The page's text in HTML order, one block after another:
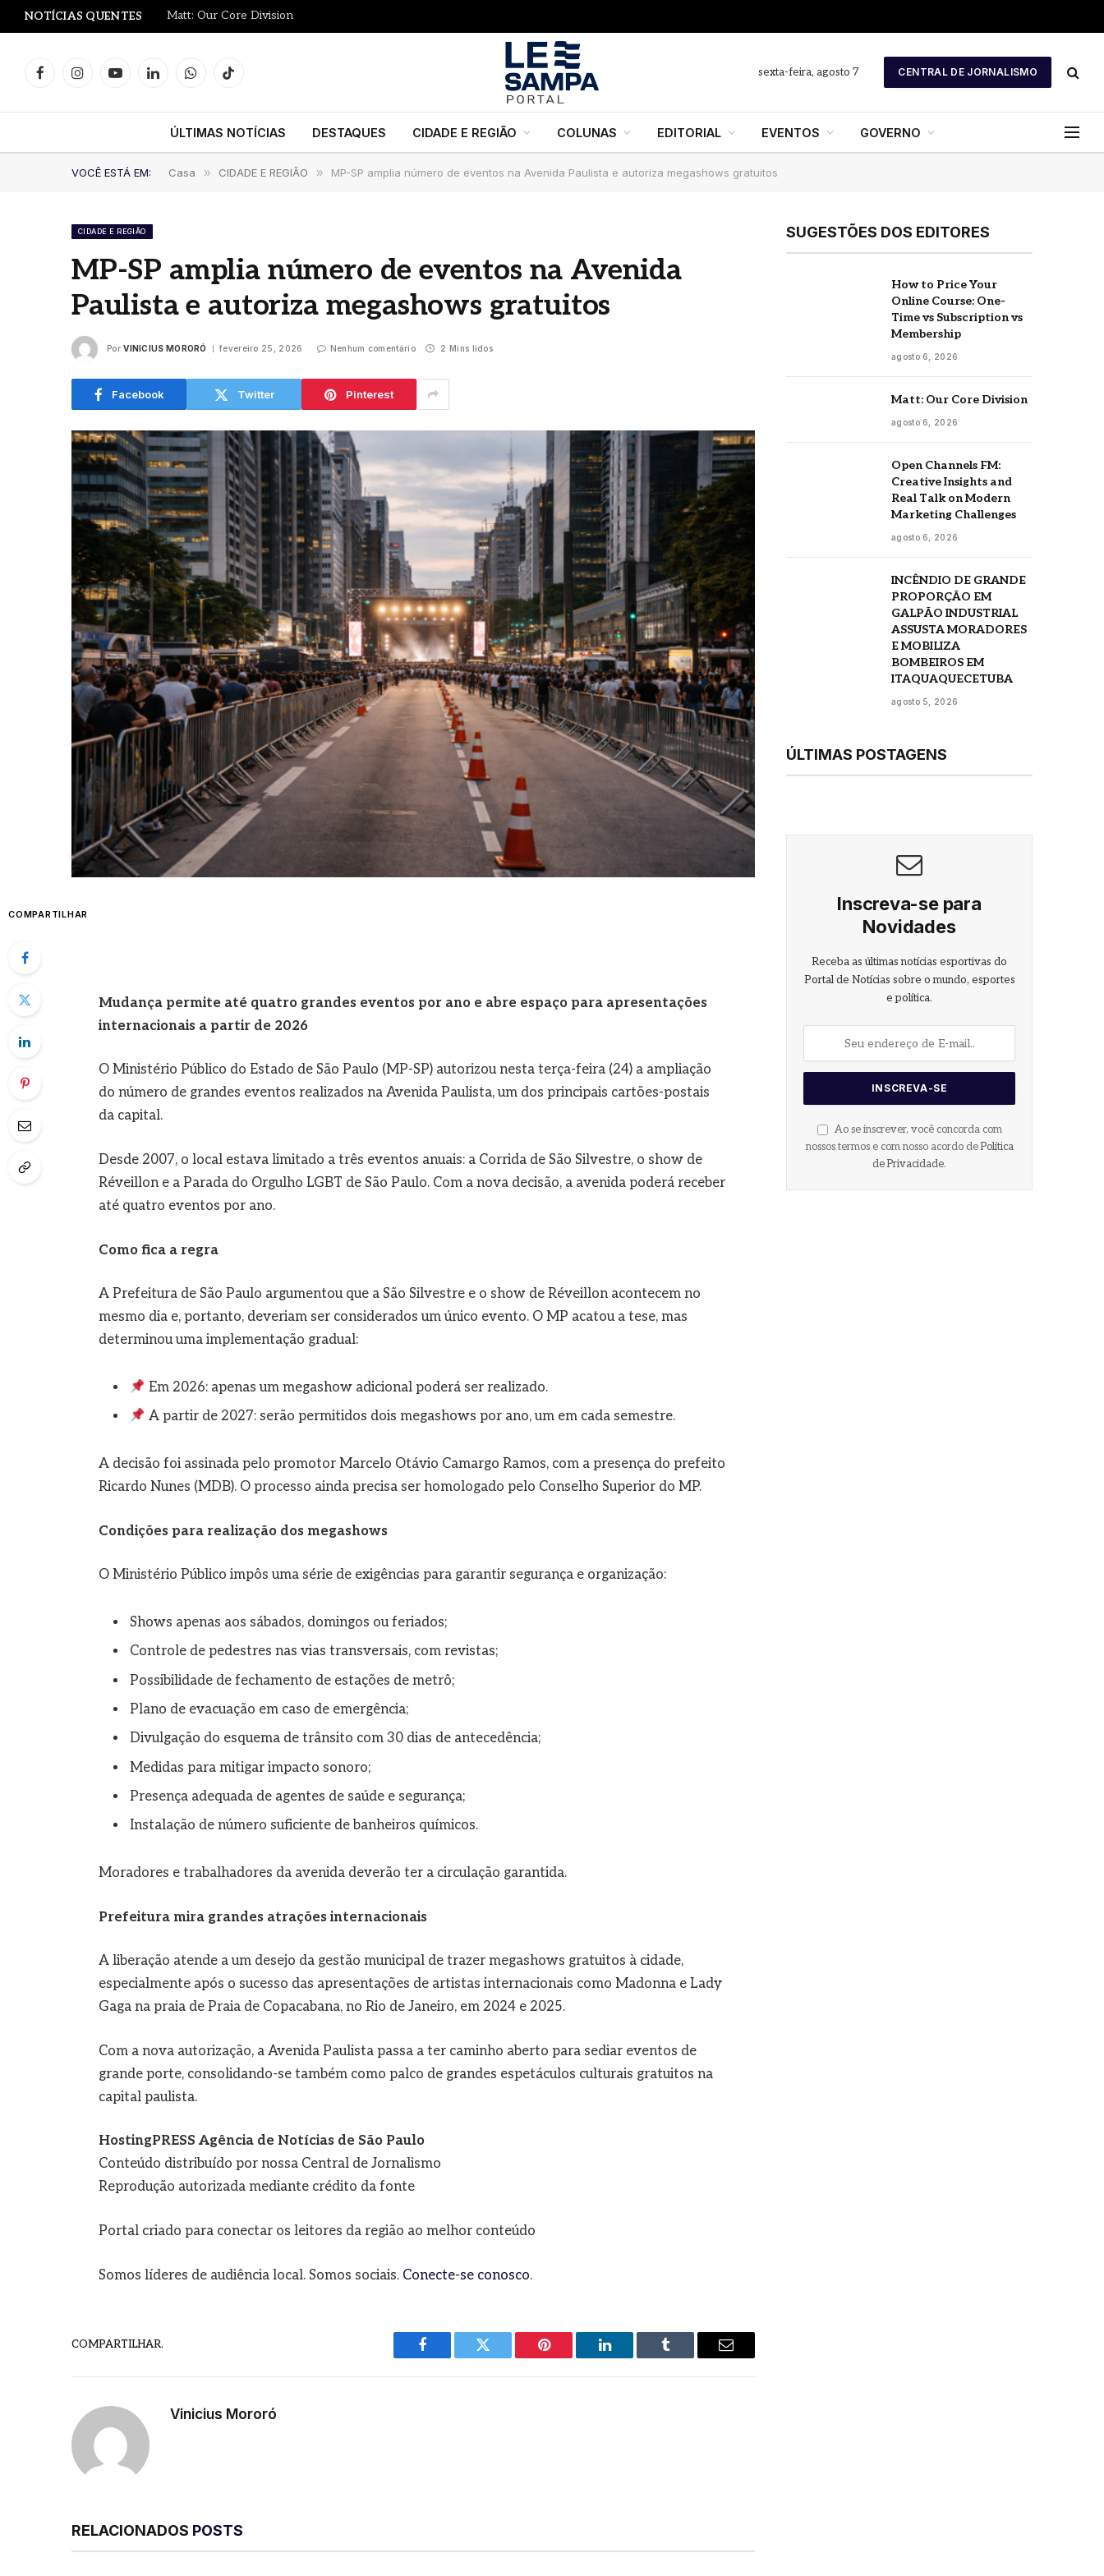
NOTÍCIAS QUENTES Matt: Our Core Division
FacebookInstagramYouTubeLinkedInWhatsAppTikTok
sexta-feira, agosto 7 CENTRAL DE JORNALISMO
ÚLTIMAS NOTÍCIAS DESTAQUES CIDADE E REGIÃO COLUNAS EDITORIAL EVENTOS GOVERNO
VOCÊ ESTÁ EM: Casa » CIDADE E REGIÃO » MP-SP amplia número de eventos na Avenida Paulista e autoriza megashows gratuitos
CIDADE E REGIÃO
MP-SP amplia número de eventos na Avenida
Paulista e autoriza megashows gratuitos
Por VINICIUS MORORÓ fevereiro 25, 2026 Nenhum comentário 2 Mins lidos
Facebook Twitter Pinterest
COMPARTILHAR
Mudança permite até quatro grandes eventos por ano e abre espaço para apresentações
internacionais a partir de 2026
O Ministério Público do Estado de São Paulo (MP-SP) autorizou nesta terça-feira (24) a ampliação
do número de grandes eventos realizados na Avenida Paulista, um dos principais cartões-postais
da capital.
Desde 2007, o local estava limitado a três eventos anuais: a Corrida de São Silvestre, o show de
Réveillon e a Parada do Orgulho LGBT de São Paulo. Com a nova decisão, a avenida poderá receber
até quatro eventos por ano.
Como fica a regra
A Prefeitura de São Paulo argumentou que a São Silvestre e o show de Réveillon acontecem no
mesmo dia e, portanto, deveriam ser considerados um único evento. O MP acatou a tese, mas
determinou uma implementação gradual:
Em 2026: apenas um megashow adicional poderá ser realizado.
A partir de 2027: serão permitidos dois megashows por ano, um em cada semestre.
A decisão foi assinada pelo promotor Marcelo Otávio Camargo Ramos, com a presença do prefeito
Ricardo Nunes (MDB). O processo ainda precisa ser homologado pelo Conselho Superior do MP.
Condições para realização dos megashows
O Ministério Público impôs uma série de exigências para garantir segurança e organização:
Shows apenas aos sábados, domingos ou feriados;
Controle de pedestres nas vias transversais, com revistas;
Possibilidade de fechamento de estações de metrô;
Plano de evacuação em caso de emergência;
Divulgação do esquema de trânsito com 30 dias de antecedência;
Medidas para mitigar impacto sonoro;
Presença adequada de agentes de saúde e segurança;
Instalação de número suficiente de banheiros químicos.
Moradores e trabalhadores da avenida deverão ter a circulação garantida.
Prefeitura mira grandes atrações internacionais
A liberação atende a um desejo da gestão municipal de trazer megashows gratuitos à cidade,
especialmente após o sucesso das apresentações de artistas internacionais como Madonna e Lady
Gaga na praia de Praia de Copacabana, no Rio de Janeiro, em 2024 e 2025.
Com a nova autorização, a Avenida Paulista passa a ter caminho aberto para sediar eventos de
grande porte, consolidando-se também como palco de grandes espetáculos culturais gratuitos na
capital paulista.
HostingPRESS Agência de Notícias de São Paulo
Conteúdo distribuído por nossa Central de Jornalismo
Reprodução autorizada mediante crédito da fonte
Portal criado para conectar os leitores da região ao melhor conteúdo
Somos líderes de audiência local. Somos sociais. Conecte-se conosco.
COMPARTILHAR.
Facebook Twitter Pinterest LinkedIn Tumblr
E-
Vinicius Mororó
RELACIONADOS POSTS
SUGESTÕES DOS EDITORES
How to Price Your
Online Course: One-
Time vs Subscription vs
Membership
agosto 6, 2026
Matt: Our Core Division
agosto 6, 2026
Open Channels FM:
Creative Insights and
Real Talk on Modern
Marketing Challenges
agosto 6, 2026
INCÊNDIO DE GRANDE
PROPORÇÃO EM
GALPÃO INDUSTRIAL
ASSUSTA MORADORES
E MOBILIZA
BOMBEIROS EM
ITAQUAQUECETUBA
agosto 5, 2026
ÚLTIMAS POSTAGENS
Inscreva-se para
Novidades
Receba as últimas notícias esportivas do
Portal de Notícias sobre o mundo, esportes
e política.
Ao se inscrever, você concorda com
nossos termos e com nosso acordo de Política
de Privacidade.